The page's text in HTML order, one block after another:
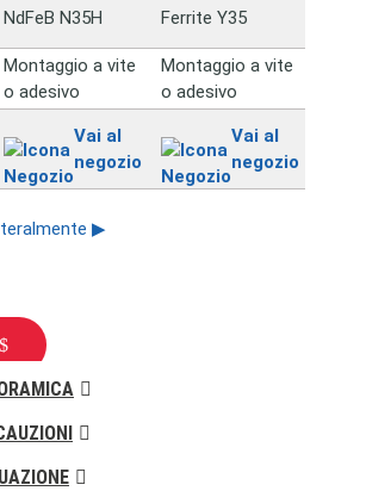
NdFeB N35H Ferrite Y35
Montaggio a vite
o adesivo
Montaggio a vite
o adesivo
Vai al
negozio
Vai al
negozio
▶